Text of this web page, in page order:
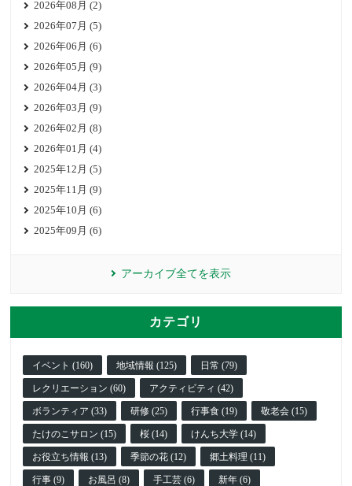
2026年08月 (2)
2026年07月 (5)
2026年06月 (6)
2026年05月 (9)
2026年04月 (3)
2026年03月 (9)
2026年02月 (8)
2026年01月 (4)
2025年12月 (5)
2025年11月 (9)
2025年10月 (6)
2025年09月 (6)
アーカイブ全てを表示
カテゴリ
イベント (160) 地域情報 (125) 日常 (79)
レクリエーション (60) アクティビティ (42)
ボランティア (33) 研修 (25) 行事食 (19) 敬老会 (15)
たけのこサロン (15) 桜 (14) けんち大学 (14)
お役立ち情報 (13) 季節の花 (12) 郷土料理 (11)
行事 (9) お風呂 (8) 手工芸 (6) 新年 (6)